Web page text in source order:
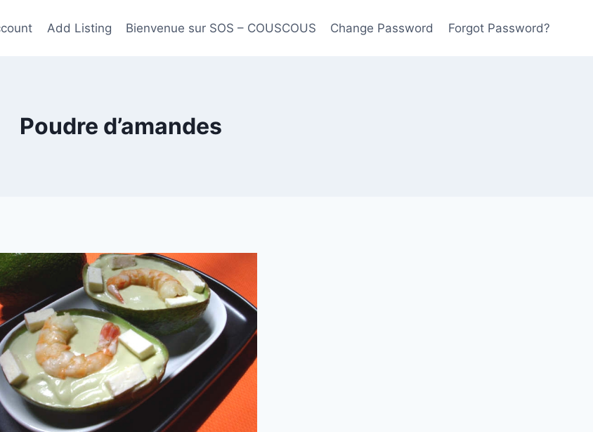
Add Listing Bienvenue sur SOS – COUSCOUS Change Password Forgot Password?
Poudre d’amandes